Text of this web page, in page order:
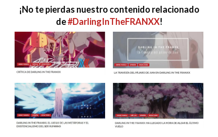
¡No te pierdas nuestro contenido relacionado
de#DarlingInTheFRANXX!